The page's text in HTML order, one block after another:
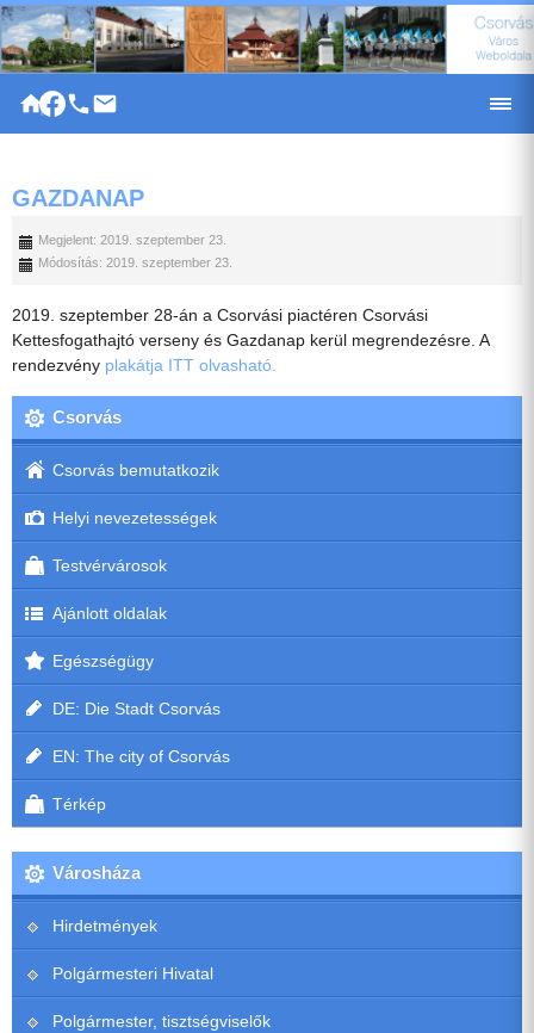
|
GAZDANAP
Megjelent: 2019. szeptember 23.
Módosítás: 2019. szeptember 23.
2019. szeptember 28-án a Csorvási piactéren Csorvási
Kettesfogathajtó verseny és Gazdanap kerül megrendezésre. A
rendezvény plakátja ITT olvasható.
Csorvás
Csorvás bemutatkozik
Helyi nevezetességek
Testvérvárosok
Ajánlott oldalak
Egészségügy
DE: Die Stadt Csorvás
EN: The city of Csorvás
Térkép
Városháza
Hirdetmények
Polgármesteri Hivatal
Polgármester, tisztségviselők